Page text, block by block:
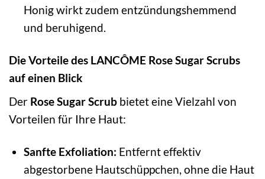
Honig wirkt zudem entzündungshemmend
und beruhigend.
Die Vorteile des LANCÔME Rose Sugar Scrubs
auf einen Blick
Der Rose Sugar Scrub bietet eine Vielzahl von
Vorteilen für Ihre Haut:
Sanfte Exfoliation: Entfernt effektiv
abgestorbene Hautschüppchen, ohne die Haut